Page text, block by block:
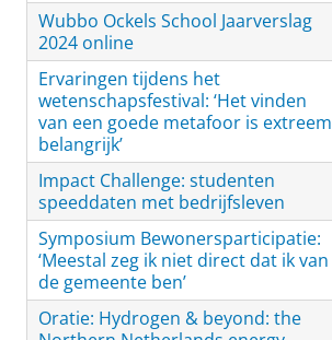
Wubbo Ockels School Jaarverslag
2024 online
Ervaringen tijdens het
wetenschapsfestival: ‘Het vinden
van een goede metafoor is extreem
belangrijk’
Impact Challenge: studenten
speeddaten met bedrijfsleven
Symposium Bewonersparticipatie:
‘Meestal zeg ik niet direct dat ik van
de gemeente ben’
Oratie: Hydrogen & beyond: the